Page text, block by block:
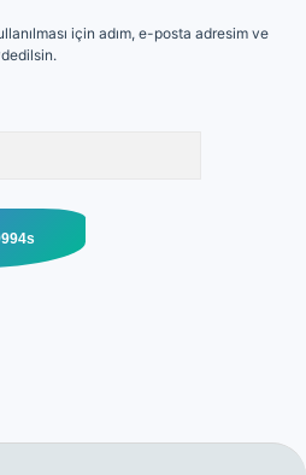
için adım, e-posta adresim ve